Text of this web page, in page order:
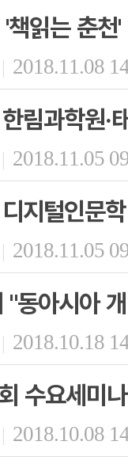
읽는 춘천'
| 2018.11.08
림과학원·
| 2018.11.05
지털인문
| 2018.11.05
동아시아
| 2018.10.18
수요세미
| 2018.10.08